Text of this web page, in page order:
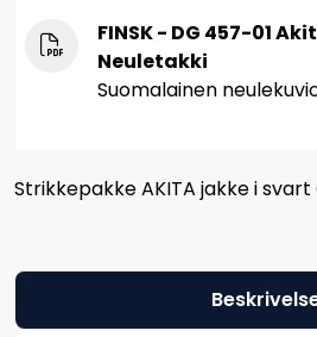
FINSK - DG 457-01
Neuletakki
Suomalainen
Strikkepakke AKITA jakke i